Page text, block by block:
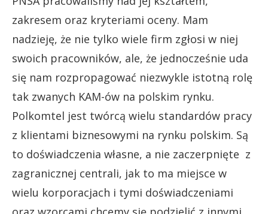
zakresem oraz kryteriami oceny. Mam
nadzieję, że nie tylko wiele firm zgłosi w niej
swoich pracowników, ale, że jednocześnie uda
się nam rozpropagować niezwykle istotną rolę
tak zwanych KAM-ów na polskim rynku.
Polkomtel jest twórcą wielu standardów pracy
z klientami biznesowymi na rynku polskim. Są
to doświadczenia własne, a nie zaczerpnięte z
zagranicznej centrali, jak to ma miejsce w
wielu korporacjach i tymi doświadczeniami